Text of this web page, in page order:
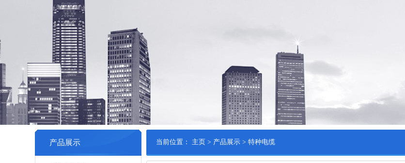
产品展示 当前位置： 主页 > 产品展示 > 特种电缆